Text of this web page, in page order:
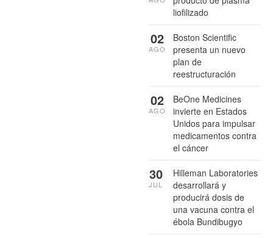
liofilizado
Boston Scientific
presenta un nuevo
plan de
reestructuración
02
AGO
BeOne Medicines
invierte en Estados
Unidos para impulsar
medicamentos contra
el cáncer
02
AGO
Hilleman Laboratories
desarrollará y
producirá dosis de
una vacuna contra el
ébola Bundibugyo
30
JUL